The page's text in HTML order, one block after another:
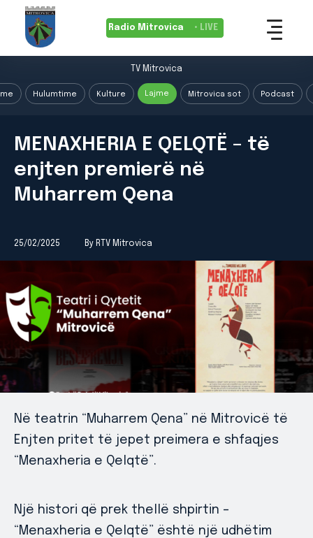
Radio Mitrovica • LIVE
TV Mitrovica
Hulumtime Kulture Lajme Mitrovica sot Podcast
MENAXHERIA E QELQTË – të
enjten premierë në
Muharrem Qena
25/02/2025 By RTV Mitrovica
Në teatrin “Muharrem Qena” në Mitrovicë të
Enjten pritet të jepet preimera e shfaqjes
“Menaxheria e Qelqtë”.
Një histori që prek thellë shpirtin –
“Menaxheria e Qelqtë” është një udhëtim